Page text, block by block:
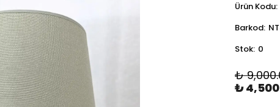
Ürün Kodu:
Barkod:
Stok: 0
₺
₺